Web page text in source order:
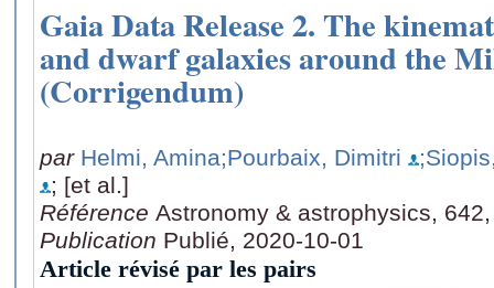
Gaia Data Release 2. The
and dwarf galaxies around the
(Corrigendum)
par Helmi, Amina;Pourbaix, Dimitri
; [et al.]
Référence Astronomy & astrophysics,
Publication Publié, 2020-10-01
Article révisé par les pairs